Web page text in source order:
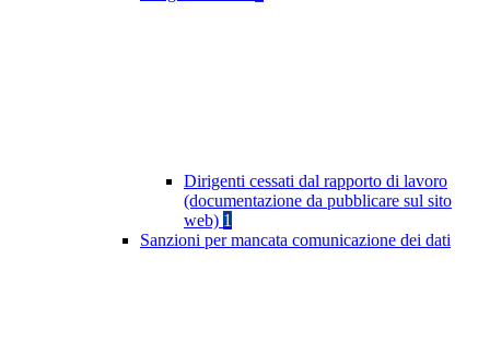
Dirigenti cessati dal rapporto di lavoro
(documentazione da pubblicare sul sito
web) 1
Sanzioni per mancata comunicazione dei dati